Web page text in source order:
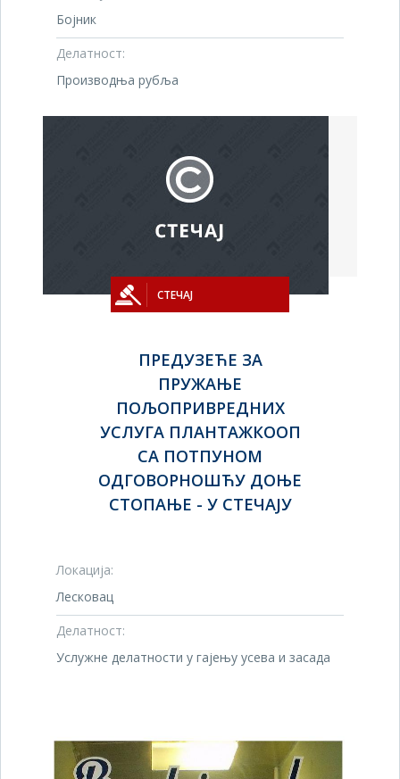
Бојник
Делатност:
Производња рубља
СТЕЧАЈ
ПРЕДУЗЕЋЕ ЗА
ПРУЖАЊЕ
ПОЉОПРИВРЕДНИХ
УСЛУГА ПЛАНТАЖКООП
СА ПОТПУНОМ
ОДГОВОРНОШЋУ ДОЊЕ
СТОПАЊЕ - У СТЕЧАЈУ
Локација:
Лесковац
Делатност:
Услужне делатности у гајењу усева и засада